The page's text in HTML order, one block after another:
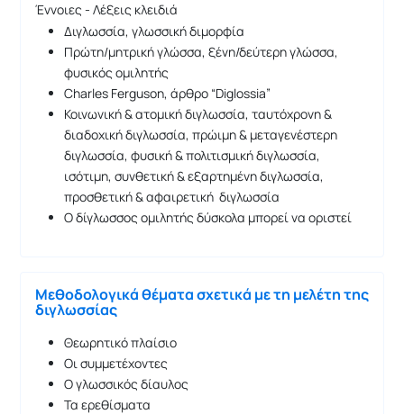
Έννοιες - Λέξεις κλειδιά
Διγλωσσία, γλωσσική διμορφία
Πρώτη/μητρική γλώσσα, ξένη/δεύτερη γλώσσα,
φυσικός ομιλητής
Charles Ferguson, άρθρο “Diglossia”
Κοινωνική & ατομική διγλωσσία, ταυτόχρονη &
διαδοχική διγλωσσία, πρώιμη & μεταγενέστερη
διγλωσσία, φυσική & πολιτισμική διγλωσσία,
ισότιμη, συνθετική & εξαρτημένη διγλωσσία,
προσθετική & αφαιρετική διγλωσσία
Ο δίγλωσσος ομιλητής δύσκολα μπορεί να οριστεί
Μεθοδολογικά θέματα σχετικά με τη μελέτη της
διγλωσσίας
Θεωρητικό πλαίσιο
Οι συμμετέχοντες
Ο γλωσσικός δίαυλος
Τα ερεθίσματα